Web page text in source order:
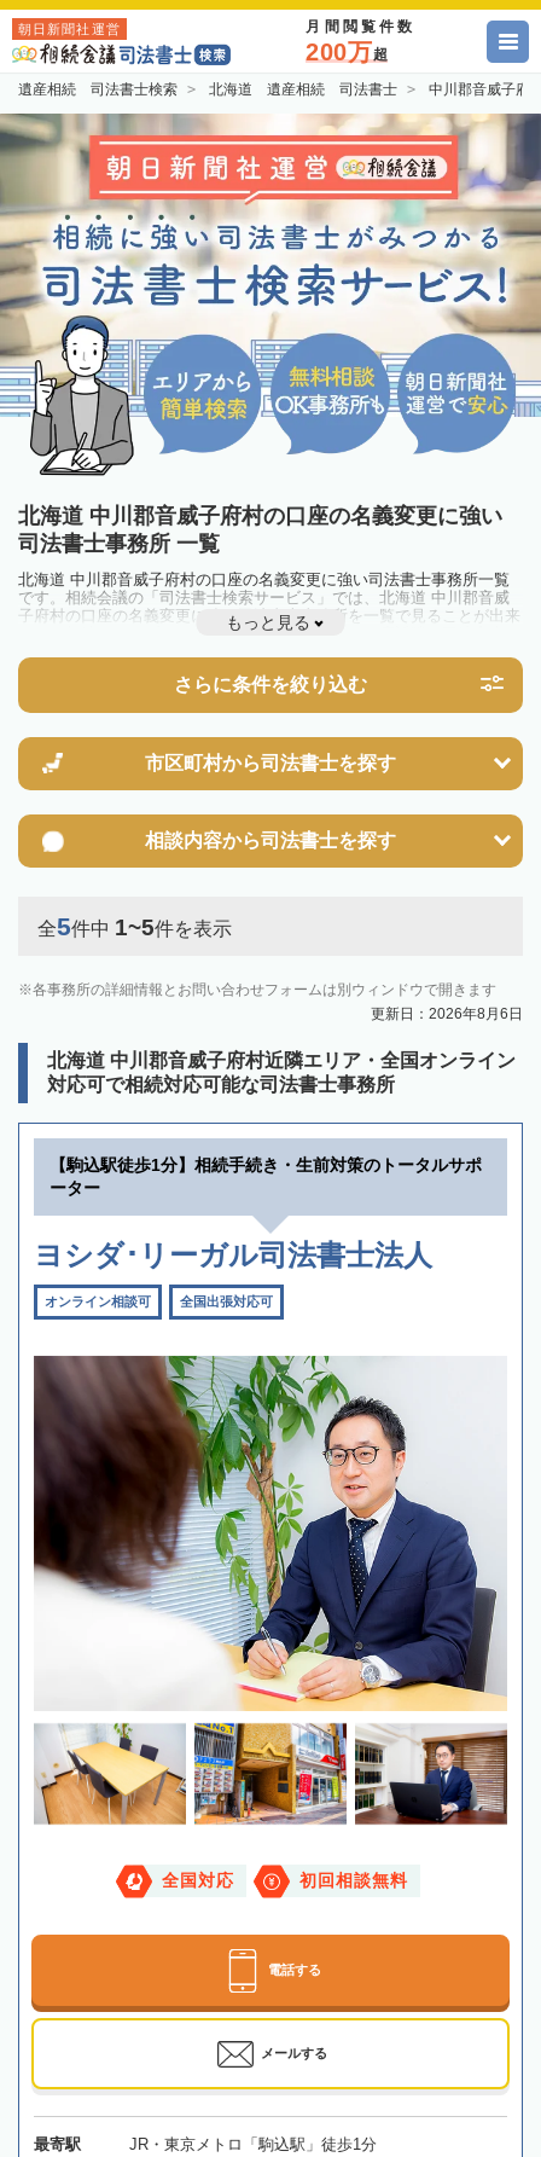
朝日新聞社運営 月間閲覧件数
200万超
遺産相続 司法書士検索 北海道 遺産相続 司法書士 中川郡音威子
北海道 中川郡音威子府村の口座の名義変更に強い
司法書士事務所 一覧
北海道 中川郡音威子府村の口座の名義変更に強い司法書士事務所一覧
です。相続会議の「司法書士検索サービス」では、北海道 中川郡音威
子府村の口座の名義変更に強い司法書士事務所を一覧で見ることが出来
ます。相続のトラブルやお悩みを抱えている方は一度近隣の司法書士に
もっと見る
さらに条件を絞り込む
市区町村から司法書士を探す
相談内容から司法書士を探す
全5件中 1~5件を表示
各事務所の詳細情報とお問い合わせフォームは別ウィンドウで開きます
更新日：2026年8月6日
北海道 中川郡音威子府村近隣エリア・全国オンライン
対応可で相続対応可能な司法書士事務所
【駒込駅徒歩1分】相続手続き・生前対策のトータルサポ
ーター
ヨシダ･リーガル司法書士法人
オンライン相談可 全国出張対応可
全国対応 初回相談無料
電話する
メールする
最寄駅 JR・東京メトロ「駒込駅」徒歩1分